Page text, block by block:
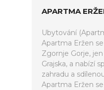
APARTMA
Ubytování
Apartma Eržen
Zgornje Gorje,
Grajska, a nabízí
zahradu a
Apartma Eržen